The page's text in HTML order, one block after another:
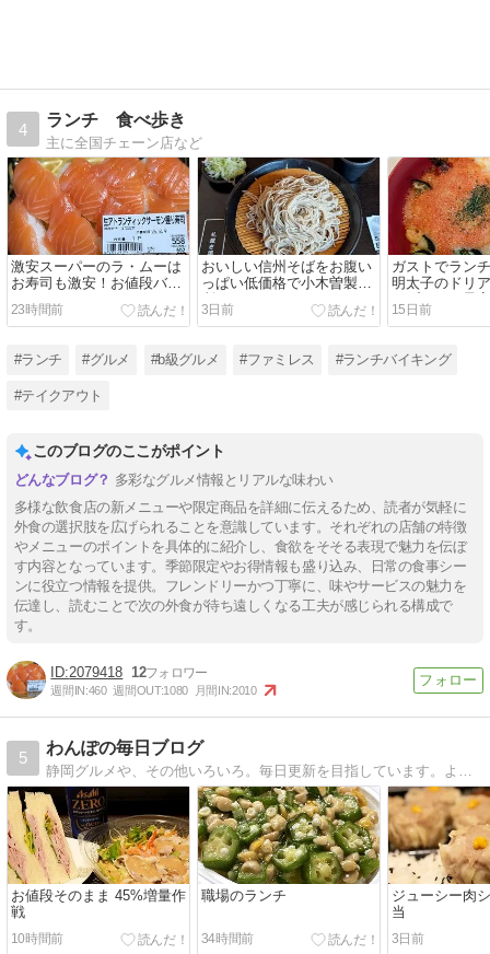
4
ランチ 食べ歩き
主に全国チェーン店など
激安スーパーのラ・ムーは
お寿司も激安！お値段バグ
ってる！
23時間前
おいしい信州そばをお腹い
っぱい低価格で小木曽製粉
所のざるそば！
3日前
ガストでラン
明太子のドリ
ープバーも最
15日前
#ランチ #グルメ #b級グルメ #ファミレス #ランチバイキング
#テイクアウト
このブログのここがポイント
多彩なグルメ情報とリアルな味わい
多様な飲食店の新メニューや限定商品を詳細に伝えるため、読者が気軽に
外食の選択肢を広げられることを意識しています。それぞれの店舗の特徴
やメニューのポイントを具体的に紹介し、食欲をそそる表現で魅力を伝ぼ
す内容となっています。季節限定やお得情報も盛り込み、日常の食事シー
ンに役立つ情報を提供。フレンドリーかつ丁寧に、味やサービスの魅力を
伝達し、読むことで次の外食が待ち遠しくなる工夫が感じられる構成で
す。
2079418 12
週間IN:460 週間OUT:1080 月間IN:2010
5
わんぽの毎日ブログ
静岡グルメや、その他いろいろ。毎日更新を目指しています。よろしければ、遊びに来てください。
お値段そのまま 45%増量作
戦
10時間前
職場のランチ
34時間前
ジューシー肉
当
3日前